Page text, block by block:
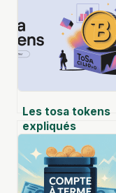
Les tosa tokens
expliqués
fonctionnement,
utilité et enjeux